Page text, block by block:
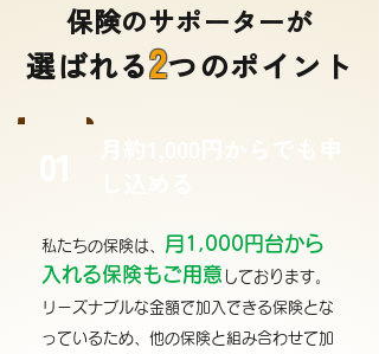
保険のサポーターが
選ばれる2つのポイント
私たちの保険は、 月1,000円台から
入れる保険もご用意 しております。
リーズナブルな金額で加入できる保険とな
っているため、他の保険と組み合わせて加